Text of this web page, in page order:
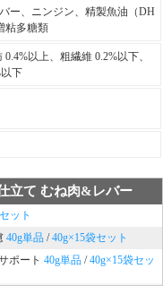
ー、ニンジン、精製魚油（DH
粘多糖類
以上、粗繊維 0.2%以下、
下
立て むね肉&レバー
ット
40g単品 /40g×15袋セット
ポート 40g単品 /40g×15袋セッ